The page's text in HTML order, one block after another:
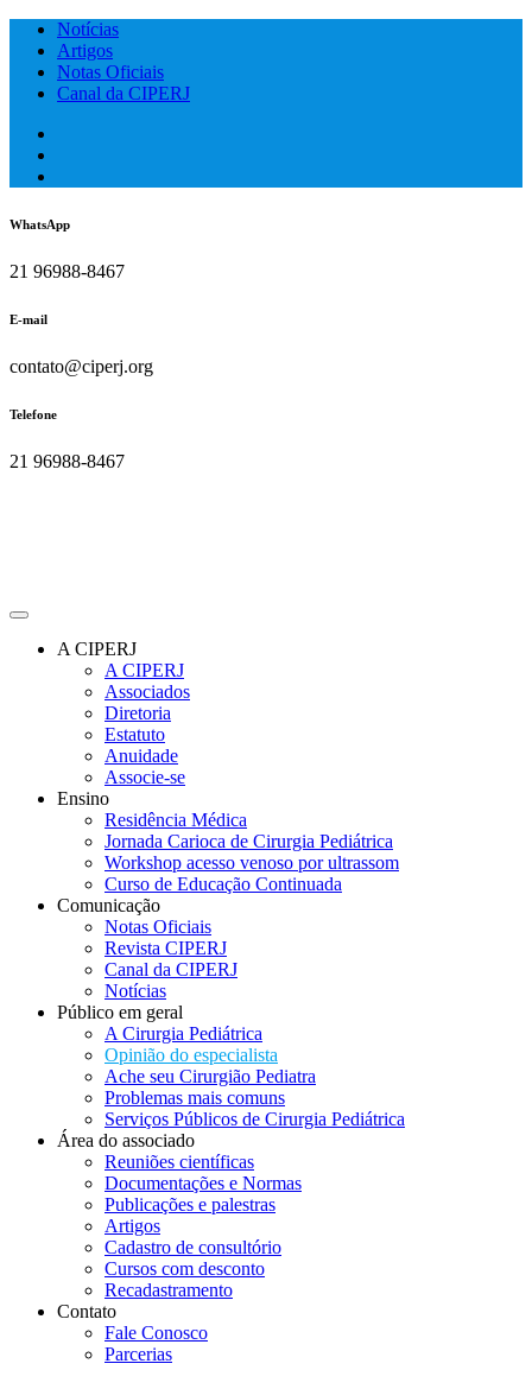
Skip
content
Notícias
Artigos
Notas Oficiais
Canal da CIPERJ
WhatsApp
21 96988-8467
E-mail
contato@ciperj.org
Telefone
21 96988-8467
A CIPERJ
A CIPERJ
Associados
Diretoria
Estatuto
Anuidade
Associe-se
Ensino
Residência Médica
Jornada Carioca de Cirurgia Pediátrica
Workshop acesso venoso por ultrassom
Curso de Educação Continuada
Comunicação
Notas Oficiais
Revista CIPERJ
Canal da CIPERJ
Notícias
Público em geral
A Cirurgia Pediátrica
Opinião do especialista
Ache seu Cirurgião Pediatra
Problemas mais comuns
Serviços Públicos de Cirurgia Pediátrica
Área do associado
Reuniões científicas
Documentações e Normas
Publicações e palestras
Artigos
Cadastro de consultório
Cursos com desconto
Recadastramento
Contato
Fale Conosco
Parcerias